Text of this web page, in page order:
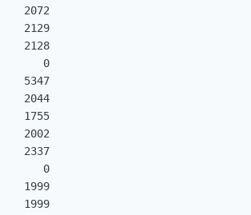
2072
2129
2128
0
5347
2044
1755
2002
2337
0
1999
1999